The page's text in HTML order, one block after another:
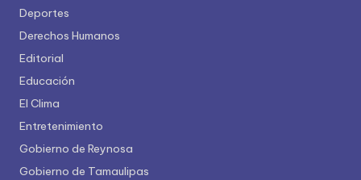
Deportes
Derechos Humanos
Editorial
Educación
El Clima
Entretenimiento
Gobierno de Reynosa
Gobierno de Tamaulipas